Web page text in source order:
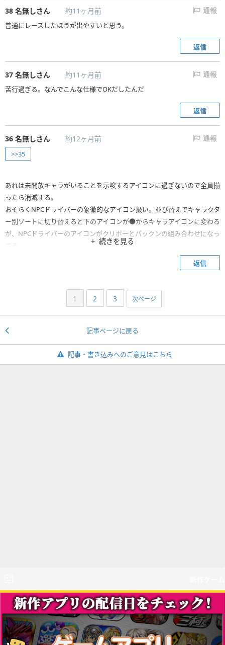
ただ運が良かっただけかもしれないけど明らかにカメック出る回数が多
く感じたしコースの練習にもなるからそのやり方が効率が良い気がした。
38 名無しさん 約11ヶ月前 通報
普通にレースしたほうが出やすいと思う。
返信
37 名無しさん 約11ヶ月前 通報
苦行過ぎる。なんでこんな仕様でOKだしたんだ
返信
36 名無しさん 約12ヶ月前 通報
>>35
あれは未開放キャラがいることを示唆するアイコンに過ぎないので全員揃
ったら消滅する。
おそらくNPCドライバーの象徴的なアイコン扱い。並び替えでキャラクタ
ー別ソートに切り替えると下のアイコンが●からキャラアイコンに変わる
が、NPCドライバーのアイコンがクリボーとパックンの組み合わせになっ
てる。
続きを見る
返信
1 2 3 次ページ
記事ページに戻る
記事・書き込みへのご意見はこちら